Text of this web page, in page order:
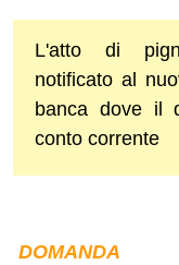
L'atto di
notificato al
banca dove il
conto corrente
DOMANDA